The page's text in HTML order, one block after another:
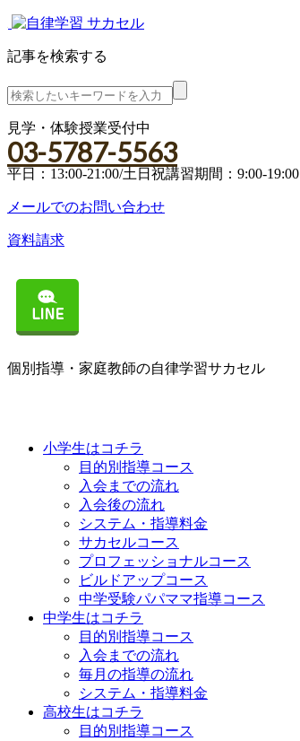
記事を検索する
見学・体験授業受付中
03-5787-5563
平日：13:00-21:00/土日祝講習期間：9:00-19:00
メールでのお問い合わせ
資料請求
個別指導・家庭教師の自律学習サカセル
小学生はコチラ
目的別指導コース
入会までの流れ
入会後の流れ
システム・指導料金
サカセルコース
プロフェッショナルコース
ビルドアップコース
中学受験パパママ指導コース
中学生はコチラ
目的別指導コース
入会までの流れ
毎月の指導の流れ
システム・指導料金
高校生はコチラ
目的別指導コース